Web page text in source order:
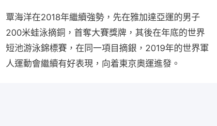
覃海洋在2018年繼續強勢，先在雅加達亞運的男子
200米蛙泳摘銅，首奪大賽獎牌，其後在年底的世界
短池游泳錦標賽，在同一項目摘銀，2019年的世界軍
人運動會繼續有好表現，向着東京奧運進發。